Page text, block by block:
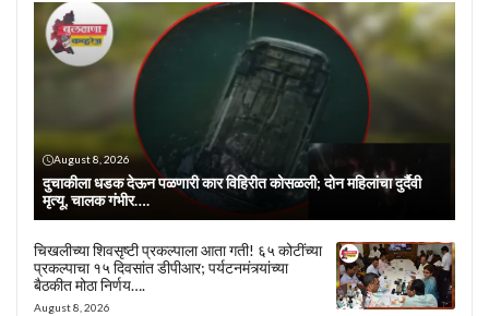
August 8, 2026
दुचाकीला धडक देऊन पळणारी कार विहिरीत कोसळली; दोन महिलांचा दुर्दैवी
मृत्यू, चालक गंभीर….
चिखलीच्या शिवसृष्टी प्रकल्पाला आता गती! ६५ कोटींच्या
प्रकल्पाचा १५ दिवसांत डीपीआर; पर्यटनमंत्र्यांच्या
बैठकीत मोठा निर्णय….
August 8, 2026